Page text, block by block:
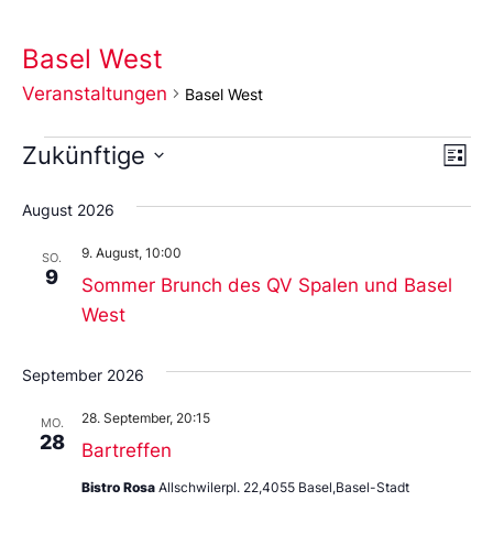
Basel West
Veranstaltungen Basel West
Liste
Zukünftige
Sie
das
aus.
August 2026
SO.
9
Sommer Brunch des QV Spalen und Basel
West
9. August, 10:00
September 2026
MO.
28 Bartreffen
28. September, 20:15
Bistro Rosa Allschwilerpl. 22,4055 Basel,Basel-Stadt